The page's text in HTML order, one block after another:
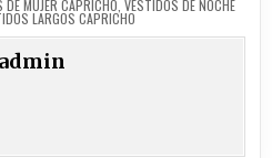
DE MUJER CAPRICHO VESTIDOS DE NOCHE
LARGOS CAPRICHO
admin